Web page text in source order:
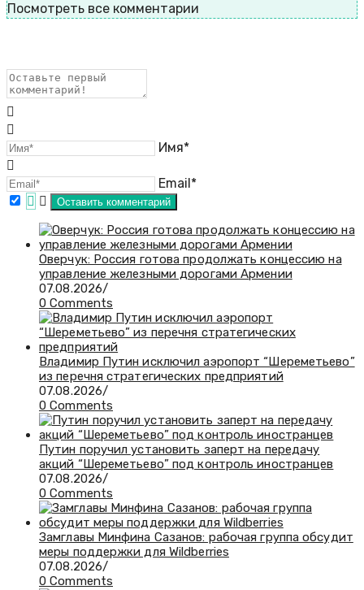
Посмотреть все комментарии
Имя*
Email*
Оверчук: Россия готова продолжать концессию на
управление железными дорогами Армении
07.08.2026/
0 Comments
Владимир Путин исключил аэропорт “Шереметьево”
из перечня стратегических предприятий
07.08.2026/
0 Comments
Путин поручил установить заперт на передачу
акций “Шереметьево” под контроль иностранцев
07.08.2026/
0 Comments
Замглавы Минфина Сазанов: рабочая группа обсудит
меры поддержки для Wildberries
07.08.2026/
0 Comments